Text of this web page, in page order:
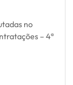
no
– 4ª